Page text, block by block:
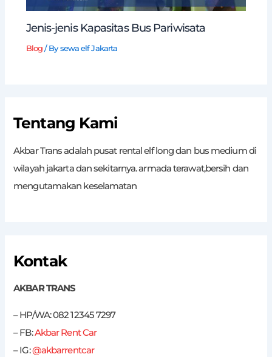
Jenis-jenis Kapasitas Bus Pariwisata
Blog/ By sewa elf Jakarta
Tentang Kami
Akbar Trans adalah pusat rental elf long dan bus medium di
wilayah jakarta dan sekitarnya. armada terawat,bersih dan
mengutamakan keselamatan
Kontak
AKBAR TRANS
– HP/WA: 082 12345 7297
– FB:Akbar Rent Car
– IG:@akbarrentcar